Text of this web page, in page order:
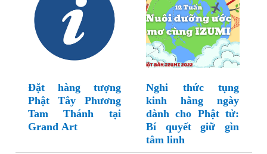
Đặt hàng tượng
Phật Tây Phương
Tam Thánh tại
Grand Art
Nghi thức tụng
kinh hằng ngày
dành cho Phật tử:
Bí quyết giữ gìn
tâm linh